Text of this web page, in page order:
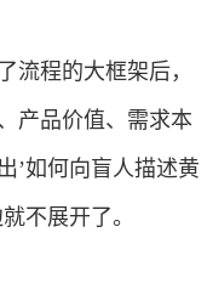
流程的大框架后，
产品价值、需求本
’如何向盲人描述黄
不展开了。